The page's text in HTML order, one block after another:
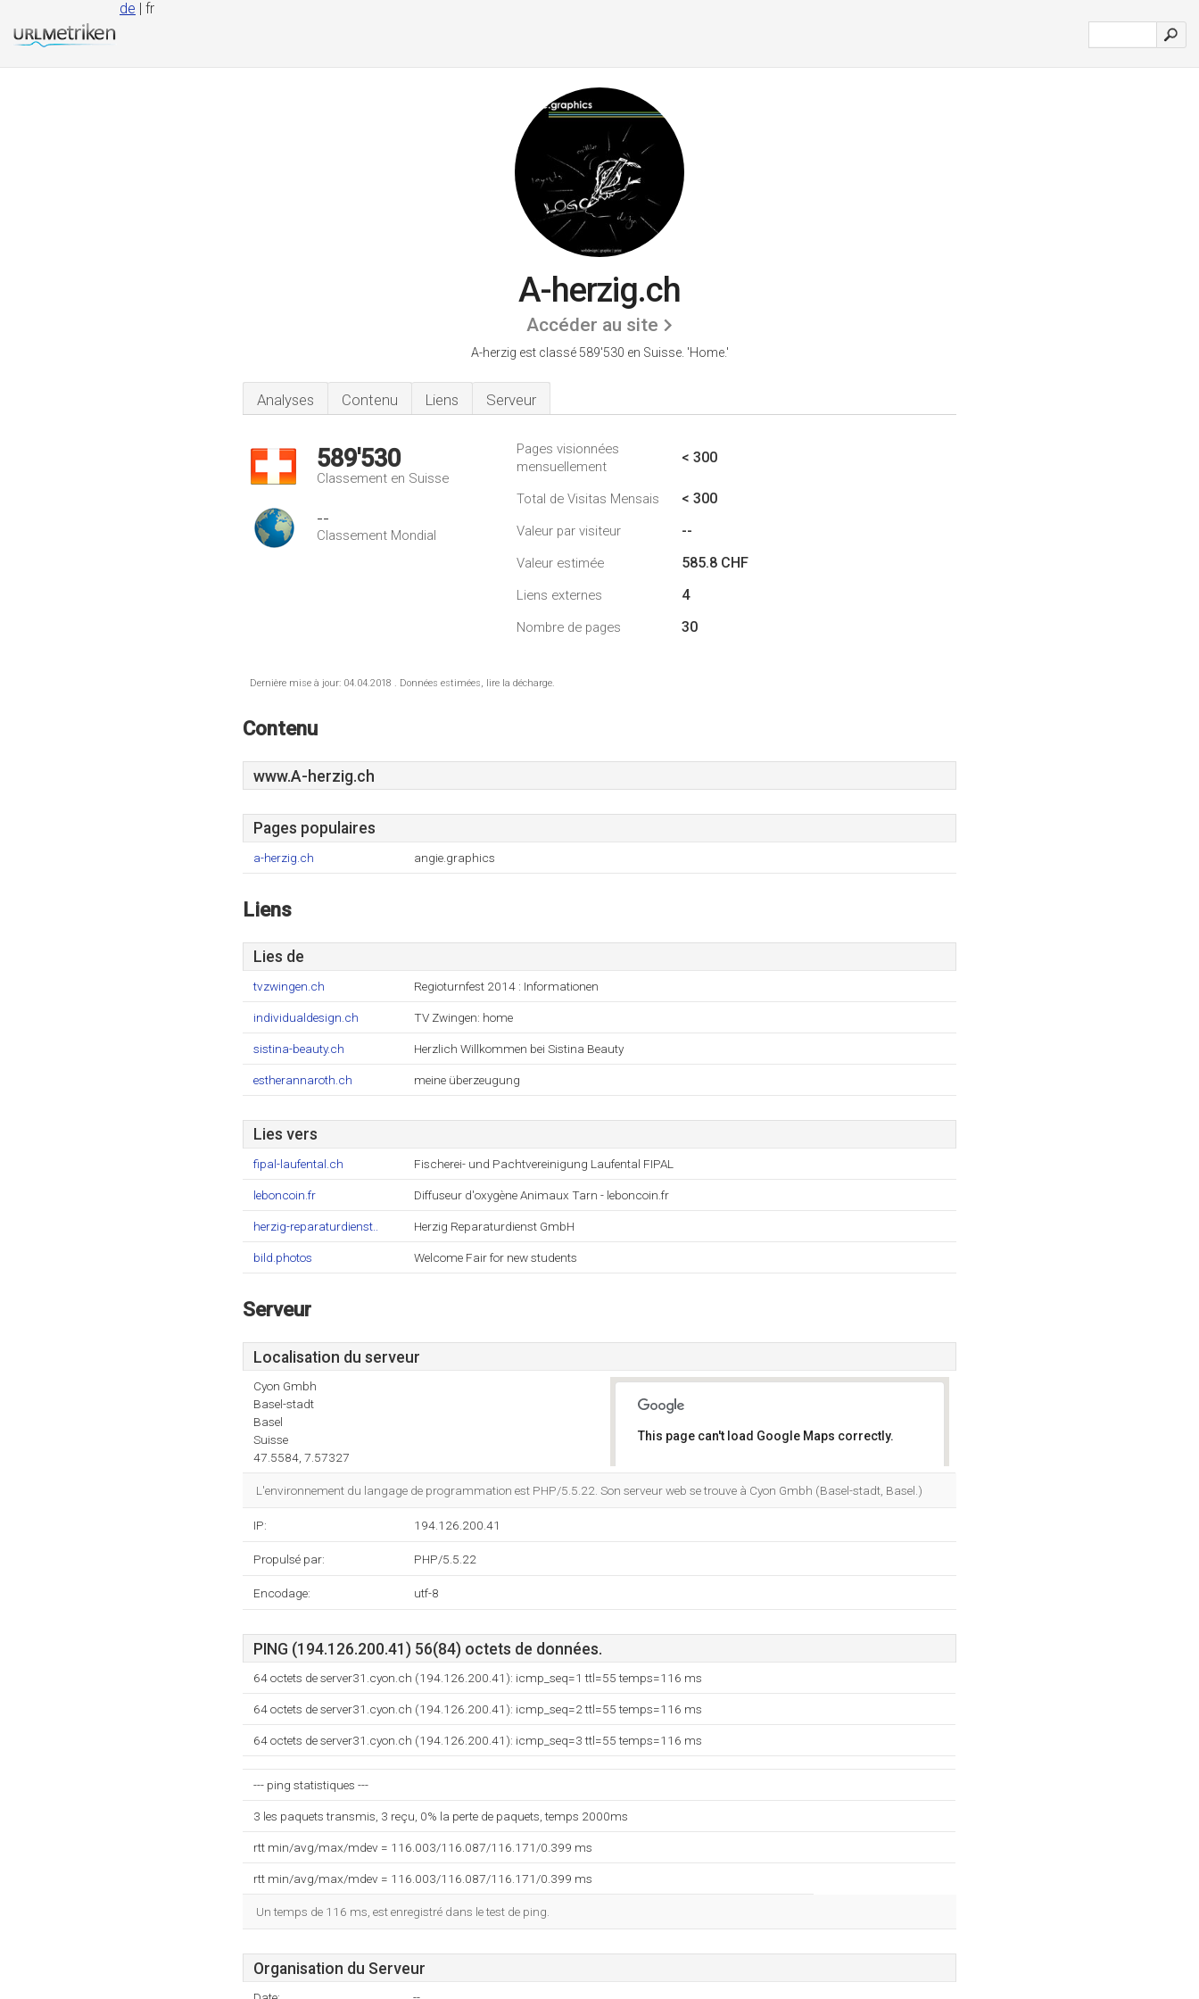
de | fr
A-herzig.ch
Accéder au site
A-herzig est classé 589'530 en Suisse. 'Home.'
Analyses Contenu Liens Serveur
589'530
Classement en Suisse
--
Classement Mondial
Pages visionnées
mensuellement
< 300
Total de Visitas Mensais < 300
Valeur par visiteur --
Valeur estimée 585.8 CHF
Liens externes 4
Nombre de pages 30
Dernière mise à jour: 04.04.2018 . Données estimées, lire la décharge.
Contenu
www.A-herzig.ch
Pages populaires
a-herzig.ch angie.graphics
Liens
Lies de
tvzwingen.ch Regioturnfest 2014 : Informationen
individualdesign.ch TV Zwingen: home
sistina-beauty.ch Herzlich Willkommen bei Sistina Beauty
estherannaroth.ch meine überzeugung
Lies vers
fipal-laufental.ch Fischerei- und Pachtvereinigung Laufental FIPAL
leboncoin.fr Diffuseur d'oxygène Animaux Tarn - leboncoin.fr
herzig-reparaturdienst.. Herzig Reparaturdienst GmbH
bild.photos Welcome Fair for new students
Serveur
Localisation du serveur
Cyon Gmbh
Basel-stadt
Basel
Suisse
47.5584, 7.57327
This page can't load Google Maps correctly.
L'environnement du langage de programmation est PHP/5.5.22. Son serveur web se trouve à Cyon Gmbh (Basel-stadt, Basel.)
IP: 194.126.200.41
Propulsé par: PHP/5.5.22
Encodage: utf-8
PING (194.126.200.41) 56(84) octets de données.
64 octets de server31.cyon.ch (194.126.200.41): icmp_seq=1 ttl=55 temps=116 ms
64 octets de server31.cyon.ch (194.126.200.41): icmp_seq=2 ttl=55 temps=116 ms
64 octets de server31.cyon.ch (194.126.200.41): icmp_seq=3 ttl=55 temps=116 ms
--- ping statistiques ---
3 les paquets transmis, 3 reçu, 0% la perte de paquets, temps 2000ms
rtt min/avg/max/mdev = 116.003/116.087/116.171/0.399 ms
rtt min/avg/max/mdev = 116.003/116.087/116.171/0.399 ms
Un temps de 116 ms, est enregistré dans le test de ping.
Organisation du Serveur